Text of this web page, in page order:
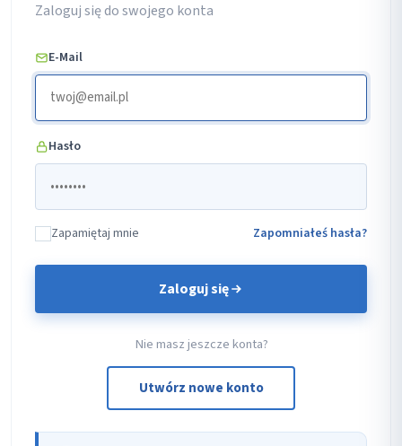
Zaloguj się do swojego konta
E-Mail
Hasło
Zapamiętaj mnie Zapomniałeś hasła?
Zaloguj się
Nie masz jeszcze konta?
Utwórz nowe konto